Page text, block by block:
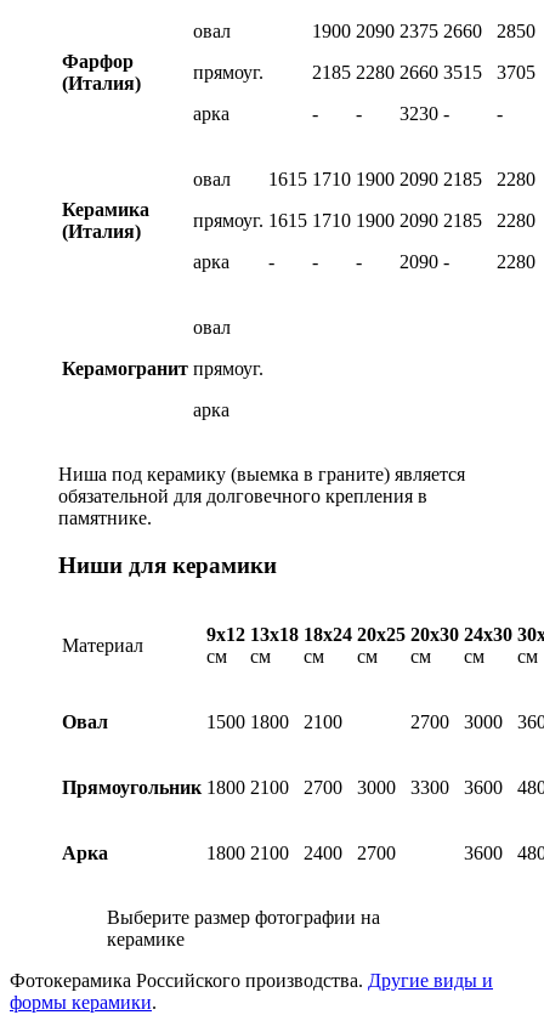
Фарфор
(Италия)
овал
прямоуг.
арка
1900
2185
-
2090
2280
-
2375
2660
3230
2660
3515
-
2850
3705
-
Керамика
(Италия)
овал
прямоуг.
арка
1615
1615
-
1710
1710
-
1900
1900
-
2090
2090
2090
2185
2185
-
2280
2280
2280
Керамогранит
овал
прямоуг.
арка
Ниша под керамику (выемка в граните) является
обязательной для долговечного крепления в
памятнике.
Ниши для керамики
Материал
9х12
см
13х18
см
18х24
см
20х25
см
20х30
см
24х30
см
см
Овал 1500 1800 2100 2700 3000
Прямоугольник 1800 2100 2700 3000 3300 3600
Арка 1800 2100 2400 2700 3600
Выберите размер фотографии на
керамике
Фотокерамика Российского производства. Другие виды и
формы керамики.